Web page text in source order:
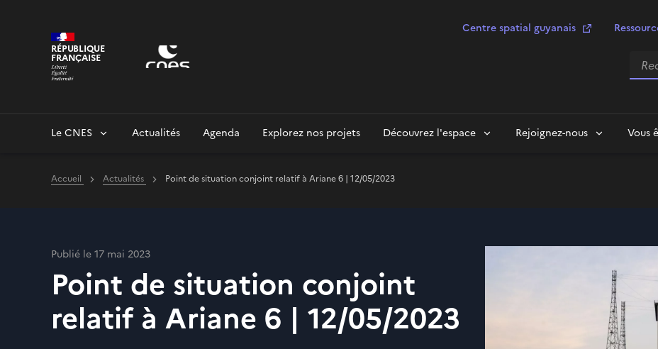
RÉPUBLIQUE
FRANÇAISE
Centre spatial guyanais
Le CNES Actualités Agenda Explorez nos projets Découvrez l'espace Rejoignez-nous Vous
Accueil Actualités Point de situation conjoint relatif à Ariane 6 | 12/05/2023
Publié le 17 mai 2023
Point de situation conjoint
relatif à Ariane 6 | 12/05/2023